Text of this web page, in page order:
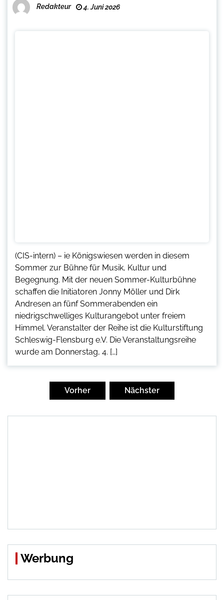
Redakteur 4. Juni 2026
(CIS-intern) – ie Königswiesen werden in diesem
Sommer zur Bühne für Musik, Kultur und
Begegnung. Mit der neuen Sommer-Kulturbühne
schaffen die Initiatoren Jonny Möller und Dirk
Andresen an fünf Sommerabenden ein
niedrigschwelliges Kulturangebot unter freiem
Himmel. Veranstalter der Reihe ist die Kulturstiftung
Schleswig-Flensburg e.V. Die Veranstaltungsreihe
wurde am Donnerstag, 4. […]
Vorher Nächster
Werbung